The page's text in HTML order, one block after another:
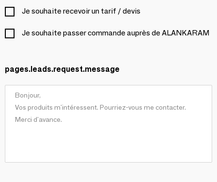
Je souhaite recevoir un tarif / devis
Je souhaite passer commande auprès de ALANKARAM
pages.leads.request.message